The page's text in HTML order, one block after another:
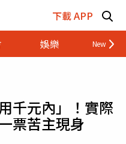
下載 APP
娛樂 財經
千元內」！實際
票苦主現身